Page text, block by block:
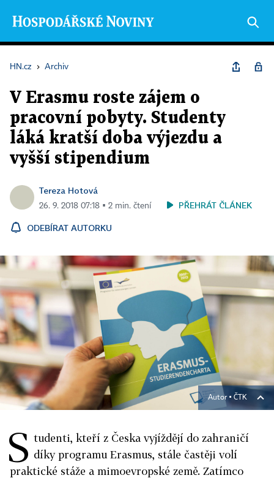
HN.cz › Archiv
V Erasmu roste zájem o
pracovní pobyty. Studenty
láká kratší doba výjezdu a
vyšší stipendium
Tereza Hotová
26. 9. 2018 07:18 ▪ 2 min. čtení PŘEHRÁT ČLÁNEK
ODEBÍRAT AUTORKU
Autor ▪ ČTK
S tudenti, kteří z Česka vyjíždějí do zahraničí
díky programu Erasmus, stále častěji volí
praktické stáže a mimoevropské země. Zatímco